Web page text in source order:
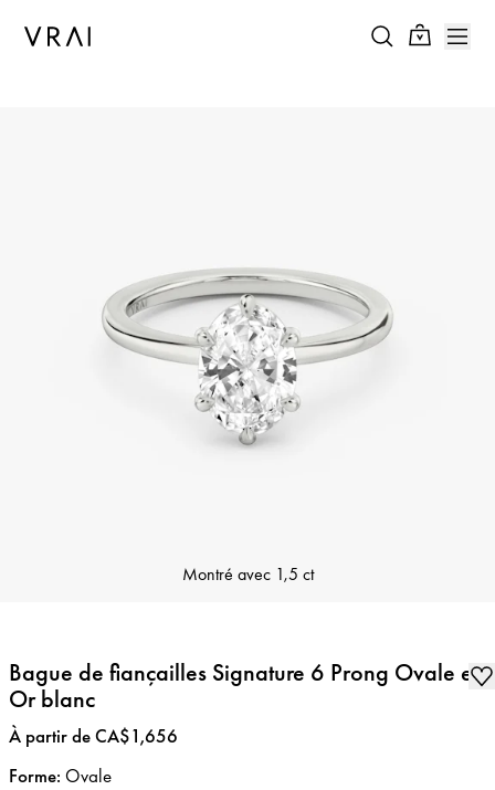
Montré avec 1,5 ct
Bague de fiançailles Signature 6 Prong Ovale en
Or blanc
Prix:
À partir de CA$1,656
Forme: Ovale